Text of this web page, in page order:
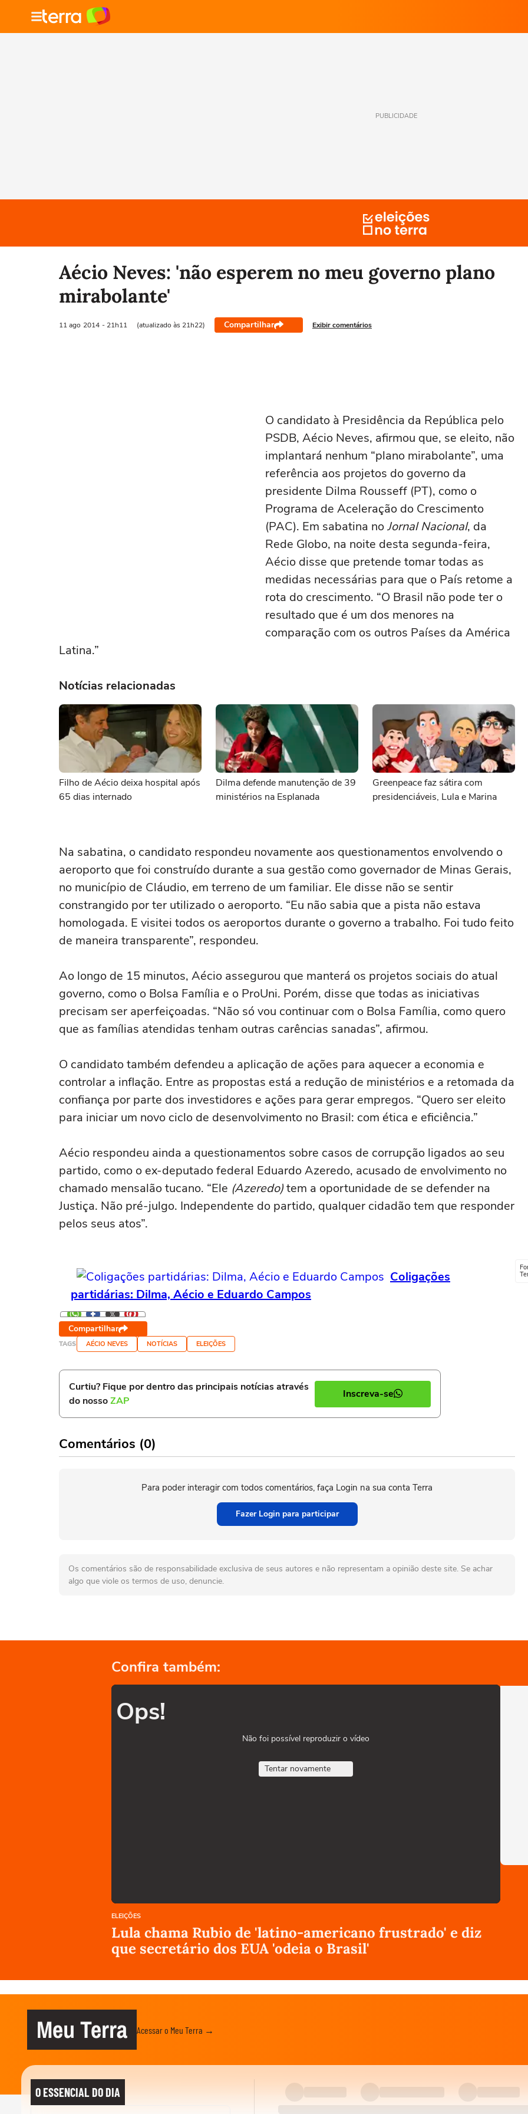
PUBLICIDADE
Aécio Neves: 'não esperem no meu governo plano
mirabolante'
11 ago 2014 - 21h11 (atualizado às 21h22) Compartilhar Exibir comentários
O candidato à Presidência da República pelo
PSDB, Aécio Neves, afirmou que, se eleito, não
implantará nenhum “plano mirabolante”, uma
referência aos projetos do governo da
presidente Dilma Rousseff (PT), como o
Programa de Aceleração do Crescimento
(PAC). Em sabatina noJornal Nacional, da
Rede Globo, na noite desta segunda-feira,
Aécio disse que pretende tomar todas as
medidas necessárias para que o País retome a
rota do crescimento. “O Brasil não pode ter o
resultado que é um dos menores na
comparação com os outros Países da América
Latina.”
Notícias relacionadas
Filho de Aécio deixa hospital após
65 dias internado
Dilma defende manutenção de 39
ministérios na Esplanada
Greenpeace faz sátira com
presidenciáveis, Lula e Marina
Na sabatina, o candidato respondeu novamente aos questionamentos envolvendo o
aeroporto que foi construído durante a sua gestão como governador de Minas Gerais,
no município de Cláudio, em terreno de um familiar. Ele disse não se sentir
constrangido por ter utilizado o aeroporto. “Eu não sabia que a pista não estava
homologada. E visitei todos os aeroportos durante o governo a trabalho. Foi tudo feito
de maneira transparente”, respondeu.
Ao longo de 15 minutos, Aécio assegurou que manterá os projetos sociais do atual
governo, como o Bolsa Família e o ProUni. Porém, disse que todas as iniciativas
precisam ser aperfeiçoadas. “Não só vou continuar com o Bolsa Família, como quero
que as famílias atendidas tenham outras carências sanadas”, afirmou.
O candidato também defendeu a aplicação de ações para aquecer a economia e
controlar a inflação. Entre as propostas está a redução de ministérios e a retomada da
confiança por parte dos investidores e ações para gerar empregos. “Quero ser eleito
para iniciar um novo ciclo de desenvolvimento no Brasil: com ética e eficiência.”
Aécio respondeu ainda a questionamentos sobre casos de corrupção ligados ao seu
partido, como o ex-deputado federal Eduardo Azeredo, acusado de envolvimento no
chamado mensalão tucano. “Ele (Azeredo)tem a oportunidade de se defender na
Justiça. Não pré-julgo. Independente do partido, qualquer cidadão tem que responder
pelos seus atos”.
Coligações
partidárias: Dilma, Aécio e Eduardo Campos
Compartilhar
TAGS AÉCIO NEVES NOTÍCIAS ELEIÇÕES
Curtiu? Fique por dentro das principais notícias através
do nossoZAP
Inscreva-se
Comentários (0)
Para poder interagir com todos comentários, faça Login na sua conta Terra
Fazer Login para participar
Os comentários são de responsabilidade exclusiva de seus autores e não representam a opinião deste site. Se achar
algo que viole os termos de uso, denuncie.
Confira também:
Ops!
Não foi possível reproduzir o vídeo
Tentar novamente
ELEIÇÕES
Lula chama Rubio de 'latino-americano frustrado' e diz
que secretário dos EUA 'odeia o Brasil'
Meu Terra Acessar o Meu Terra →
O ESSENCIAL DO DIA